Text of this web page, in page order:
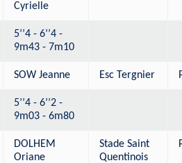
Cyrielle
5’’4 - 6’’4 -
9m43 - 7m10
SOW Jeanne Esc Tergnier
5’’4 - 6’’2 -
9m03 - 6m80
DOLHEM
Oriane
Stade Saint
Quentinois